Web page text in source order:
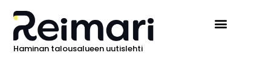
Haminan talousalueen uutislehti